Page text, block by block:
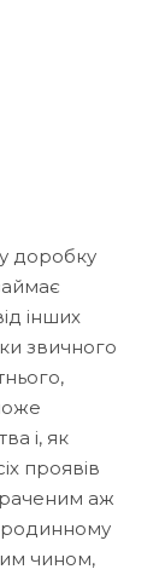
доробку
інших
звичного
і, як
проявів
аж
родинному
чином,